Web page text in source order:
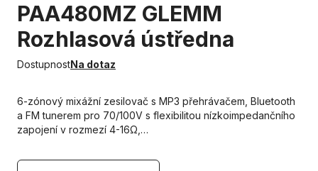
PAA480MZ GLEMM
Rozhlasová ústředna
DostupnostNa dotaz
6-zónový mixážní zesilovač s MP3 přehrávačem, Bluetooth
a FM tunerem pro 70/100V s flexibilitou nízkoimpedančního
zapojení v rozmezí 4-16Ω,…